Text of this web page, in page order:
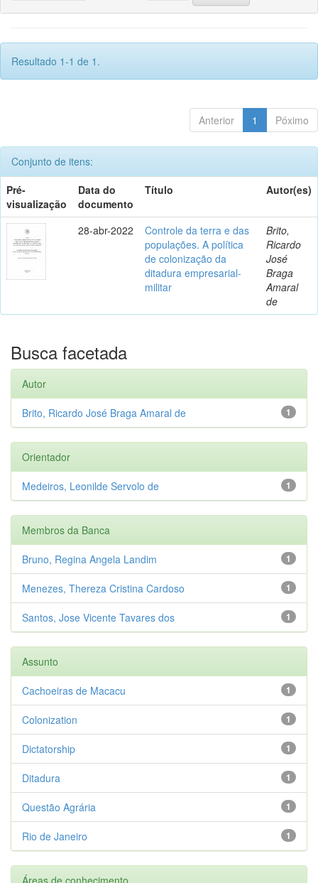
Resultado 1-1 de 1.
Anterior 1 Póximo
Conjunto de itens:
Pré-
visualização
Data do
documento
Título Autor(es)
28-abr-2022
Controle da terra e das
populações. A política
de colonização da
ditadura empresarial-
militar
Brito,
Ricardo
José
Braga
Amaral
de
Busca facetada
Autor
1
Brito, Ricardo José Braga Amaral de
Orientador
1
Medeiros, Leonilde Servolo de
Membros da Banca
1
Bruno, Regina Angela Landim
1
Menezes, Thereza Cristina Cardoso
1
Santos, Jose Vicente Tavares dos
Assunto
1
Cachoeiras de Macacu
1
Colonization
1
Dictatorship
1
Ditadura
1
Questão Agrária
1
Rio de Janeiro
Áreas de conhecimento